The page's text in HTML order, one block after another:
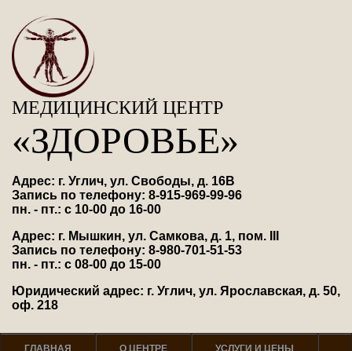
МЕДИЦИНСКИЙ ЦЕНТР
«ЗДОРОВЬЕ»
Адрес: г. Углич, ул. Свободы, д. 16В
Запись по телефону: 8-915-969-99-96
пн. - пт.: с 10-00 до 16-00
Адрес: г. Мышкин, ул. Самкова, д. 1, пом. III
Запись по телефону: 8-980-701-51-53
пн. - пт.: с 08-00 до 15-00
Юридический адрес: г. Углич, ул. Ярославская, д. 50,
оф. 218
ГЛАВНАЯ О ЦЕНТРЕ УСЛУГИ И ЦЕНЫ